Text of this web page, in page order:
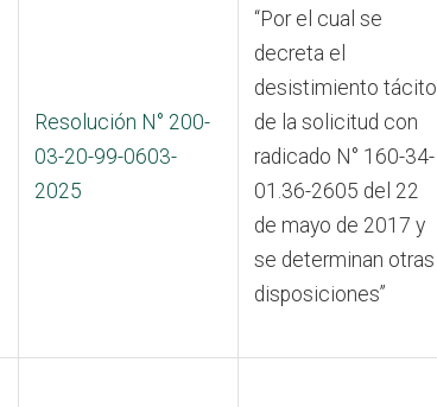
Resolución N° 200-
03-20-99-0603-
2025
“Por el cual se
decreta el
desistimiento tácito
de la solicitud con
radicado N° 160-34-
01.36-2605 del 22
de mayo de 2017 y
se determinan otras
disposiciones”